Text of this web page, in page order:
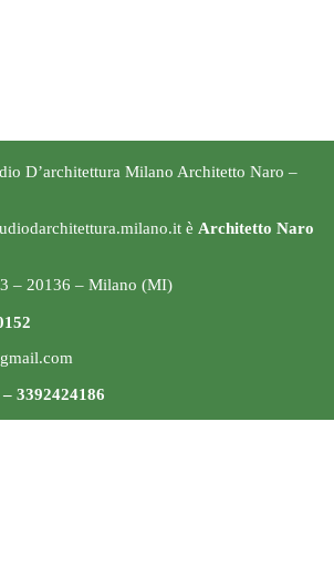
D’architettura Milano Architetto Naro –
è Architetto Naro
– 20136 – Milano (MI)
3392424186